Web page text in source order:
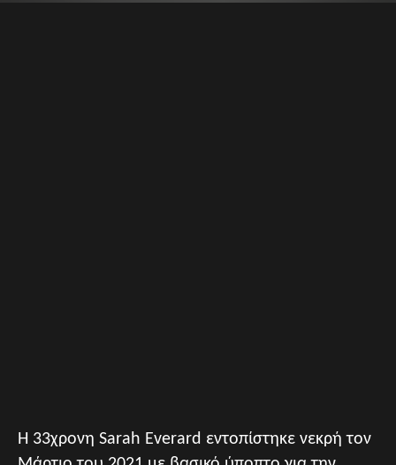
Η 33χρονη Sarah Everard εντοπίστηκε νεκρή τον